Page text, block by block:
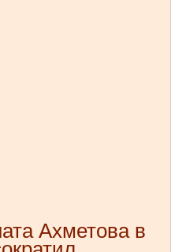
Ахметова в